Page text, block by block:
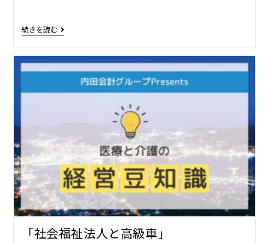
続きを読む
「社会福祉法人と高級車」